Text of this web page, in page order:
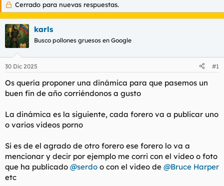
c
i
a
d
o
r
d
l
t
m
c
h
d
e
n
i
o
Cerrado para nuevas respuestas.
karls
Busco pollones gruesos en Google
30 Dic 2025 #1
Os quería proponer una dinámica para que pasemos un
buen fin de año corriéndonos a gusto
La dinámica es la siguiente, cada forero va a publicar uno
o varios videos porno
Si es de el agrado de otro forero ese forero lo va a
mencionar y decir por ejemplo me corri con el video o foto
que ha publicado @serdo o con el video de @Bruce Harper
etc